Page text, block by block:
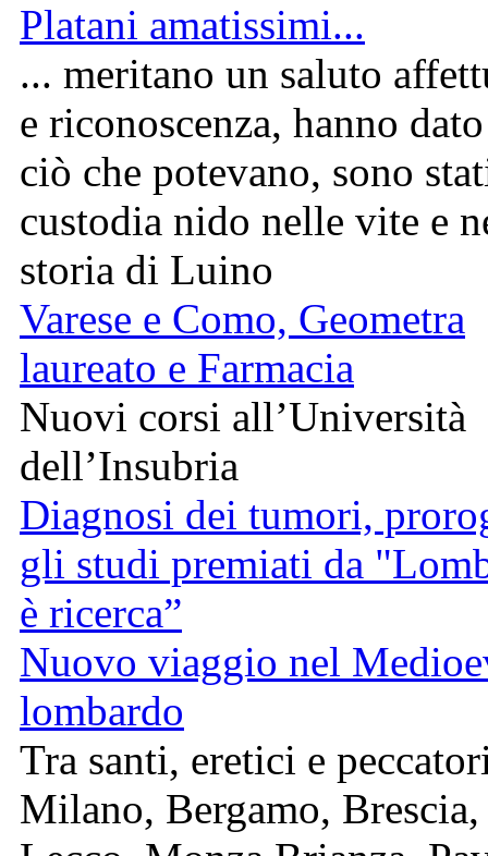
Platani amatissimi...
... meritano un saluto
e riconoscenza, hanno
ciò che potevano, sono
custodia nido nelle vite e
storia di Luino
Varese e Como, Geometra
laureato e Farmacia
Nuovi corsi all’Università
dell’Insubria
Diagnosi dei tumori,
gli studi premiati da
è ricerca”
Nuovo viaggio nel
lombardo
Tra santi, eretici e
Milano, Bergamo, Brescia,